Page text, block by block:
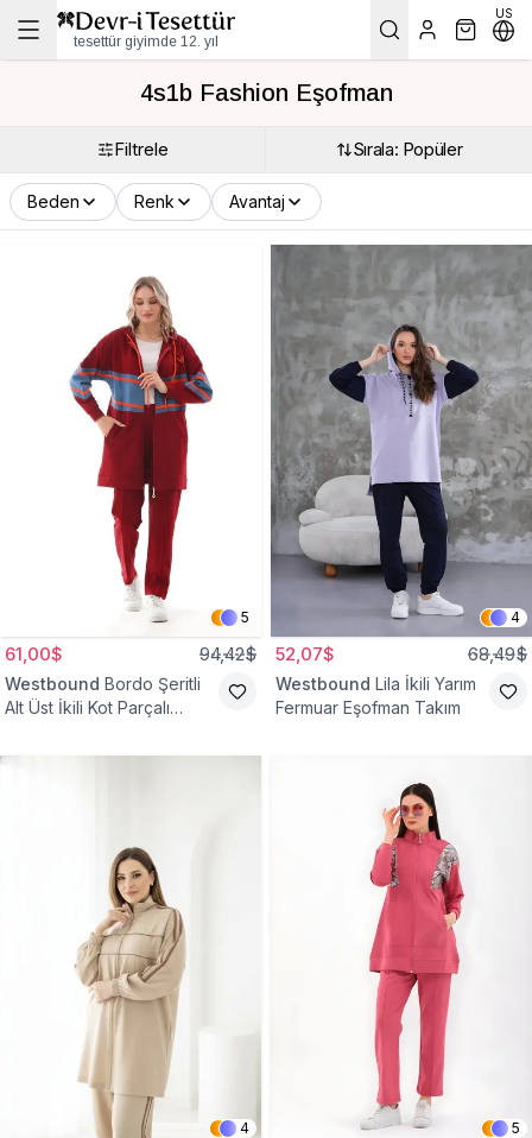
tesettür giyimde 12. yıl
US
4s1b Fashion Eşofman
Filtrele Sırala: Popüler
Beden Renk Avantaj
5
61,00$ 94,42$
Westbound Bordo Şeritli
Alt Üst İkili Kot Parçalı
4
52,07$ 68,49$
Westbound Lila İkili Yarım
Fermuar Eşofman Takım
4 5